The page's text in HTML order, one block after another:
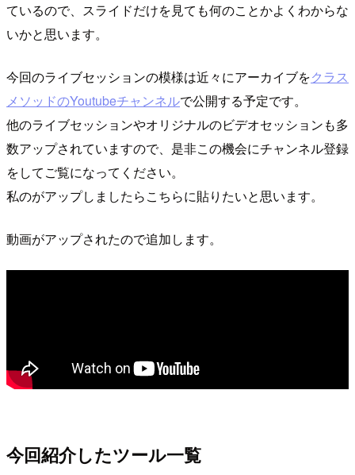
ているので、スライドだけを見ても何のことかよくわからな
いかと思います。
今回のライブセッションの模様は近々にアーカイブをクラス
メソッドのYoutubeチャンネルで公開する予定です。
他のライブセッションやオリジナルのビデオセッションも多
数アップされていますので、是非この機会にチャンネル登録
をしてご覧になってください。
私のがアップしましたらこちらに貼りたいと思います。
動画がアップされたので追加します。
今回紹介したツール一覧